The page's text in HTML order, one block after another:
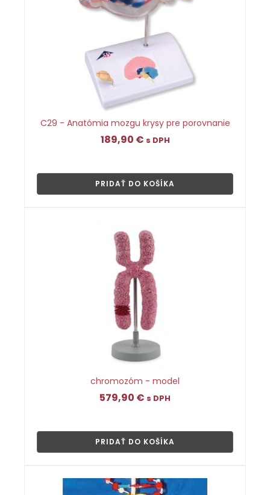
C29 - Anatómia mozgu krysy pre porovnanie
189,90 € s DPH
PRIDAŤ DO KOŠÍKA
chromozóm - model
579,90 € s DPH
PRIDAŤ DO KOŠÍKA